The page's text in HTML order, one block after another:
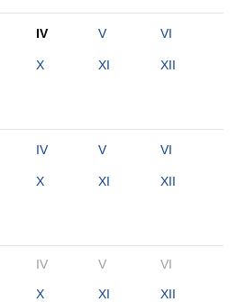
IV V VI
X XI XII
IV V VI
X XI XII
IV V VI
X XI XII